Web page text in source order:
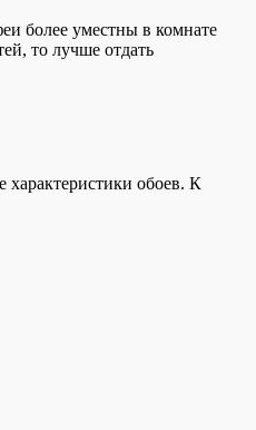
более уместны в комнате
то лучше отдать
характеристики обоев. К